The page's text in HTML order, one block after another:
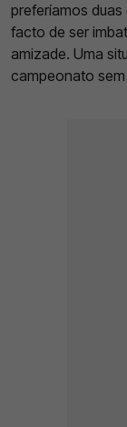
preferíamos
facto de ser
amizade. Uma
campeonato